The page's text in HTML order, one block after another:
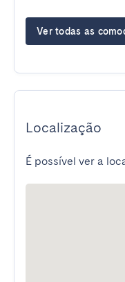
Ver todas as
Localização
É possível ver a